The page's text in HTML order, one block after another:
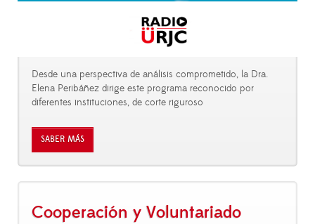
Desde una perspectiva de análisis comprometido, la Dra.
Elena Peribáñez dirige este programa reconocido por
diferentes instituciones, de corte riguroso
SABER MÁS
Cooperación y Voluntariado